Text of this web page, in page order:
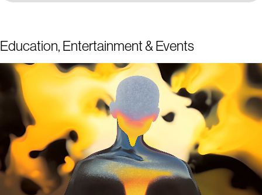
Education, Entertainment & Events